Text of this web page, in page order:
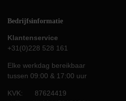
Bedrijfsinformatie
Klantenservice
+31(0)228 528 161
Elke werkdag bereikbaar
tussen 09:00 & 17:00 uur
KVK: 87624419